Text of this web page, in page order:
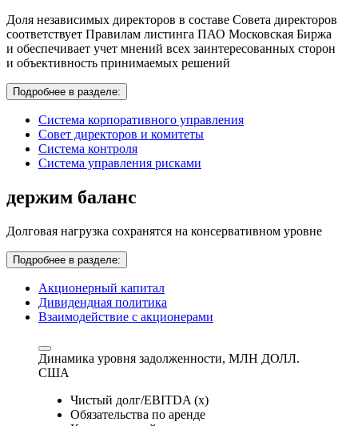
Доля независимых директоров в составе Совета директоров
соответствует Правилам листинга ПАО Московская Биржа
и обеспечивает учет мнений всех заинтересованных сторон
и объективность принимаемых решений
Подробнее в разделе:
Система корпоративного управления
Совет директоров и комитеты
Система контроля
Система управления рисками
держим баланс
Долговая нагрузка сохранятся на консервативном уровне
Подробнее в разделе:
Акционерный капитал
Дивидендная политика
Взаимодействие с акционерами
Динамика уровня задолженности, МЛН ДОЛЛ.
США
Чистый долг/EBITDA (x)
Обязательства по аренде